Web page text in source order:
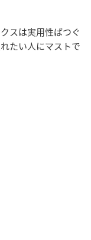
スは実用性ばつぐ
たい人にマストで